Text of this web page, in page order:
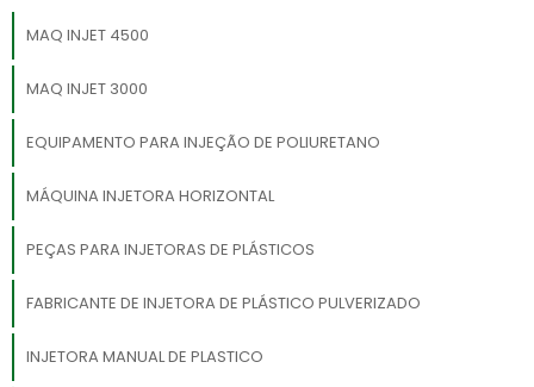
MAQ INJET 4500
MAQ INJET 3000
EQUIPAMENTO PARA INJEÇÃO DE POLIURETANO
MÁQUINA INJETORA HORIZONTAL
PEÇAS PARA INJETORAS DE PLÁSTICOS
FABRICANTE DE INJETORA DE PLÁSTICO PULVERIZADO
INJETORA MANUAL DE PLASTICO